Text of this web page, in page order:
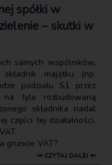
spółki w
– skutki w
samych wspólników,
majątku (np.
podziału S1 przez
tyle rozbudowaną
składnika nadal
części tej działalności.
gruncie VAT?
⇒ CZYTAJ DALEJ ⇐